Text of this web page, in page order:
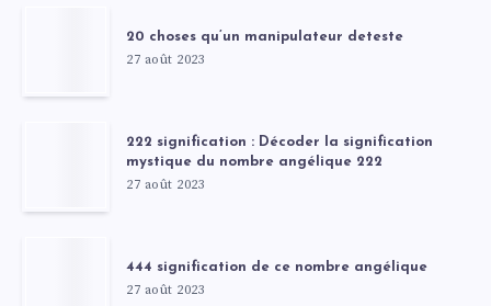
20 choses qu’un manipulateur deteste
27 août 2023
222 signification : Décoder la signification
mystique du nombre angélique 222
27 août 2023
444 signification de ce nombre angélique
27 août 2023